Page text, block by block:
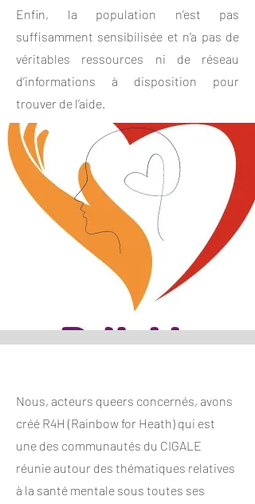
Enfin, la population n’est pas
suffisamment sensibilisée et n’a pas de
véritables ressources ni de réseau
d’informations à disposition pour
trouver de l’aide.
Nous, acteurs queers concernés, avons
créé R4H (Rainbow for Heath) qui est
une des communautés du CIGALE
réunie autour des thématiques relatives
à la santé mentale sous toutes ses